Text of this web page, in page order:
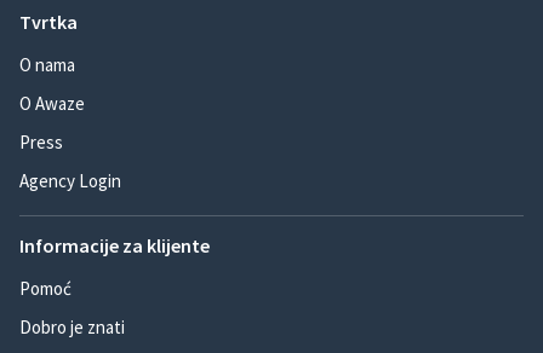
Tvrtka
O nama
O Awaze
Press
Agency Login
Informacije za klijente
Pomoć
Dobro je znati